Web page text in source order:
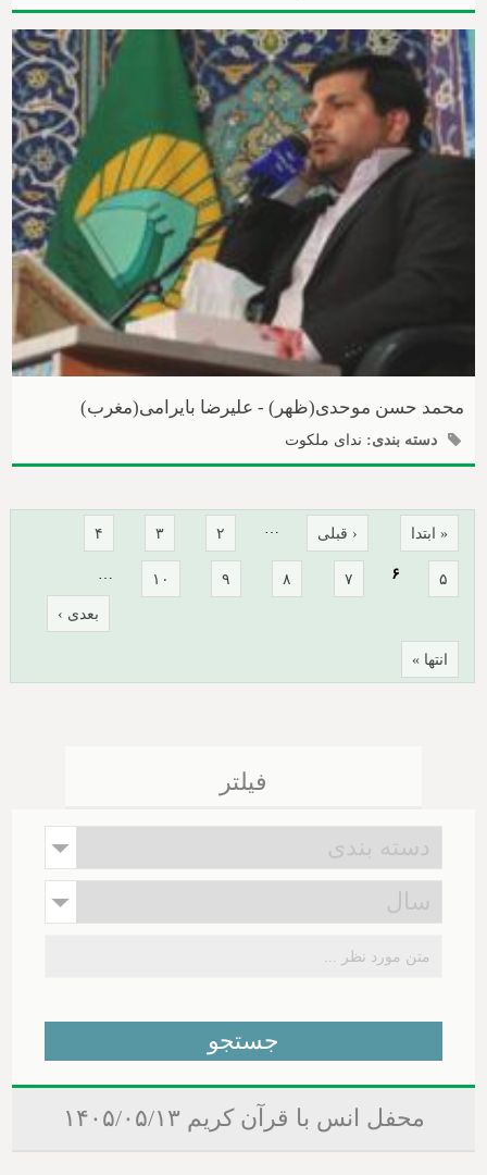
محمد حسن موحدی(ظهر) - علیرضا بایرامی(مغرب)
دسته بندی: ندای ملکوت
صفحه‌ها
« ابتدا ‹ قبلی … ۲ ۳ ۴
۵ ۶ ۷ ۸ ۹ ۱۰ …
بعدی ›
انتها »
فیلتر
محفل انس با قرآن کریم ۱۴۰۵/۰۵/۱۳